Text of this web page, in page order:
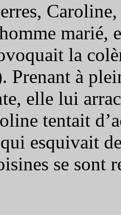
marié,
la
Prenant à
elle lui
tentait
esquivait
se sont